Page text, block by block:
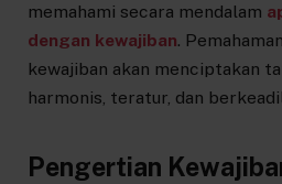
memahami secara mendalam
dengan kewajiban.
kewajiban akan menciptakan
harmonis, teratur, dan
Pengertian